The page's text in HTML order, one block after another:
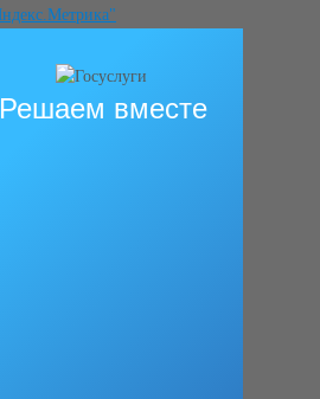
Решаем вместе